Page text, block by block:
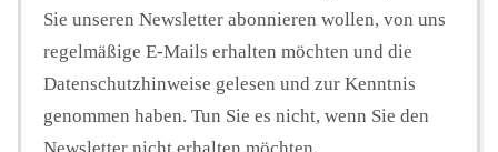
Sie unseren Newsletter abonnieren wollen, von uns
regelmäßige E-Mails erhalten möchten und die
Datenschutzhinweise gelesen und zur Kenntnis
genommen haben. Tun Sie es nicht, wenn Sie den